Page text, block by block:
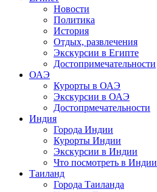
Новости
Политика
История
Отдых, развлечения
Экскурсии в Египте
Достопримечательности
ОАЭ
Курорты в ОАЭ
Экскурсии в ОАЭ
Достопрмечательности
Индия
Города Индии
Курорты Индии
Экскурсии в Индии
Что посмотреть в Индии
Таиланд
Города Таиланда